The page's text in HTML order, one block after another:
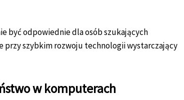
być odpowiednie dla osób szukających
przy szybkim rozwoju technologii wystarczający
w komputerach